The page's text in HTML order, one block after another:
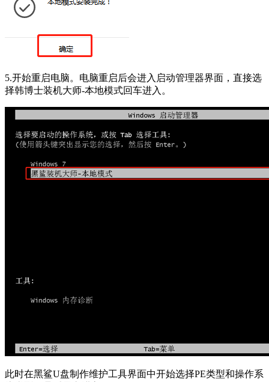
5.开始重启电脑。电脑重启后会进入启动管理器界面，直接选
择韩博士装机大师-本地模式回车进入。
此时在黑鲨U盘制作维护工具界面中开始选择PE类型和操作系